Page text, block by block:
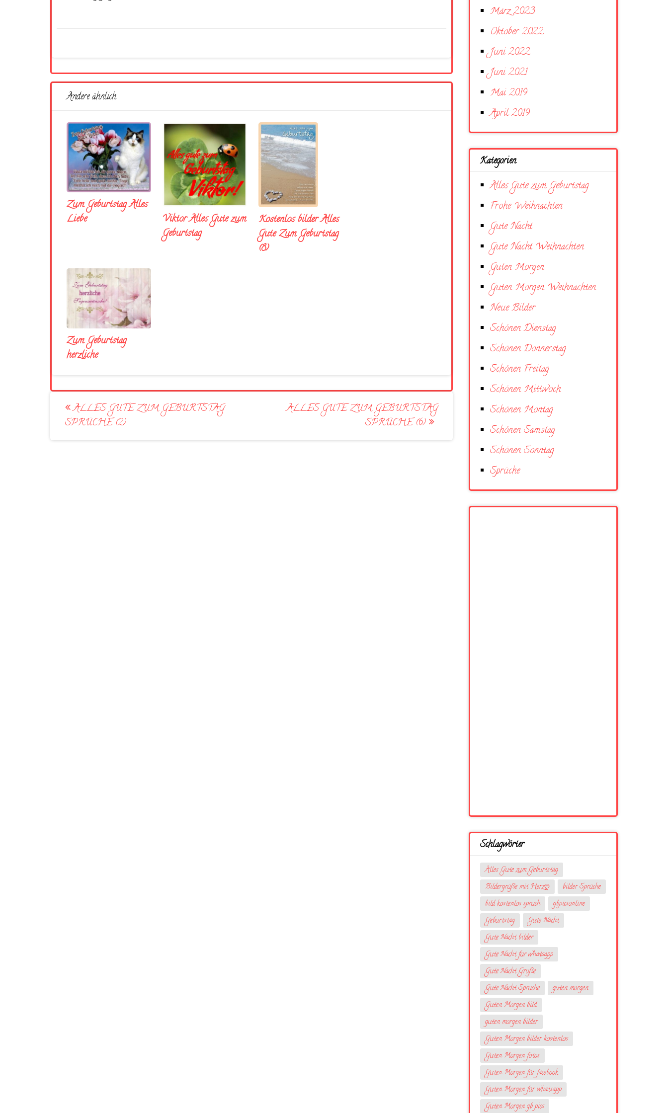
Andere ähnlich
Zum Geburtstag Alles
Liebe
Viktor Alles Gute zum
Geburtstag
Kostenlos bilder Alles
Gute Zum Geburtstag
(8)
Zum Geburtstag
herzliche
Post
navigation
ALLES GUTE ZUM GEBURTSTAG
SPRÜCHE (2)
ALLES GUTE ZUM GEBURTSTAG
SPRÜCHE (6)
März 2023
Oktober 2022
Juni 2022
Juni 2021
Mai 2019
April 2019
Kategorien
Alles Gute zum Geburtstag
Frohe Weihnachten
Gute Nacht
Gute Nacht Weihnachten
Guten Morgen
Guten Morgen Weihnachten
Neue Bilder
Schönen Dienstag
Schönen Donnerstag
Schönen Freitag
Schönen Mittwoch
Schönen Montag
Schönen Samstag
Schönen Sonntag
Sprüche
Schlagwörter
Alles Gute zum Geburtstag
Bildergrüße mit Herzღ
bilder Sprüche
bild kostenlos spruch
gbpicsonline
Geburtstag
Gute Nacht
Gute Nacht bilder
Gute Nacht für whatsapp
Gute Nacht Grüße
Gute Nacht Sprüche
guten morgen
Guten Morgen bild
guten morgen bilder
Guten Morgen bilder kostenlos
Guten Morgen fotos
Guten Morgen für facebook
Guten Morgen für whatsapp
Guten Morgen gb pics